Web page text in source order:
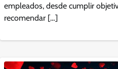
empleados, desde cumplir
recomendar […]